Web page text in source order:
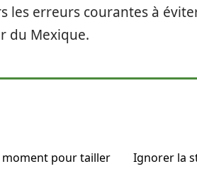
les erreurs courantes à
du Mexique.
moment pour tailler Ignorer la